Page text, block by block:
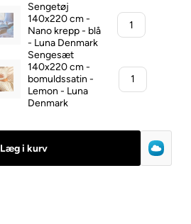
Sengetøj
140x220 cm -
Nano krepp - blå
- Luna Denmark
Sengesæt
140x220 cm -
bomuldssatin -
Lemon - Luna
Denmark
Læg i kurv